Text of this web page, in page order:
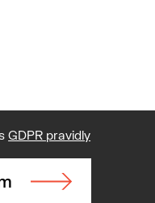
GDPR pravidly